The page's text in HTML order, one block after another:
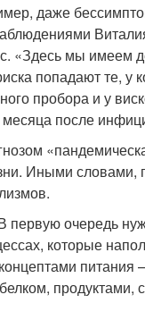
даже
«Здесь мы имеем
попадают те, у
пробора и у
после
Иными
очередь
которые
питания